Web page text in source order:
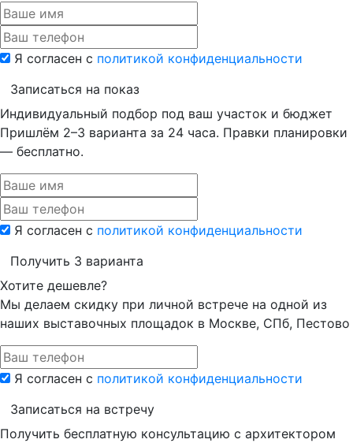
Я согласен с политикой конфиденциальности
Записаться на показ
Индивидуальный подбор под ваш участок и бюджет
Пришлём 2–3 варианта за 24 часа. Правки планировки
— бесплатно.
Я согласен с политикой конфиденциальности
Получить 3 варианта
Хотите дешевле?
Мы делаем скидку при личной встрече на одной из
наших выставочных площадок в Москве, СПб, Пестово
Я согласен с политикой конфиденциальности
Записаться на встречу
Получить бесплатную консультацию с архитектором